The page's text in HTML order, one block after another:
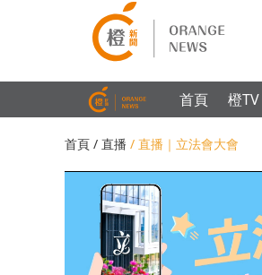
首頁 橙TV
首頁 / 直播 / 直播｜立法會大會